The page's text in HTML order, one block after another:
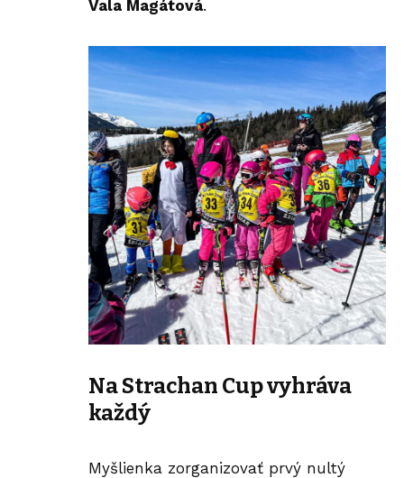
Vala Magátová.
Na Strachan Cup vyhráva
každý
Myšlienka zorganizovať prvý nultý